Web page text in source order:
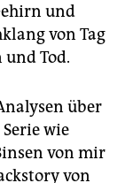
und
von Tag
Tod.
über
Serie wie
von mir
von